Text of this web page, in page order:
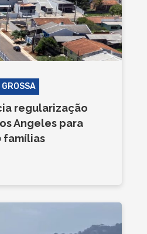
GROSSA
regularização
Angeles para
famílias